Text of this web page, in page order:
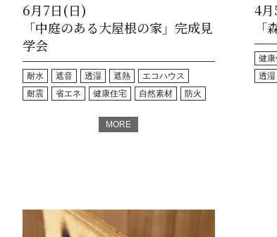
6月7日(日)
「中庭のある大屋根の家」完成見
学会
耐水 遮音 透湿 遮熱
エコハウス
耐震
省エネ 健康住宅 自然素材 防火
MORE
4
健
透湿